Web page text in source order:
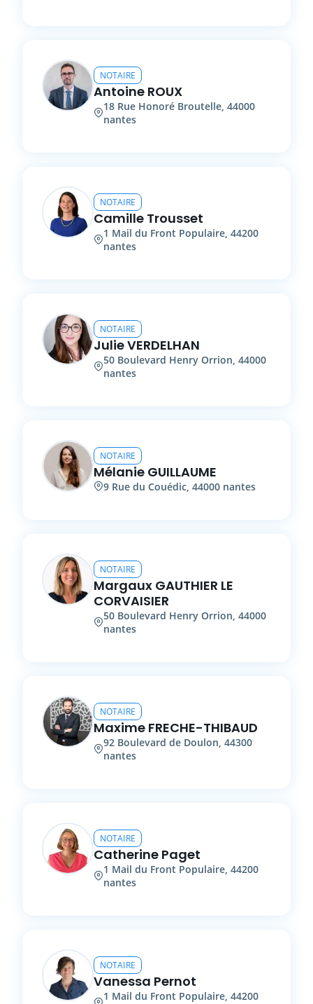
NOTAIRE
Antoine ROUX
18 Rue Honoré Broutelle, 44000
nantes
NOTAIRE
Camille Trousset
1 Mail du Front Populaire, 44200
nantes
NOTAIRE
JulieVERDELHAN
50 Boulevard Henry Orrion, 44000
nantes
NOTAIRE
Mélanie GUILLAUME
9 Rue du Couédic, 44000 nantes
NOTAIRE
Margaux GAUTHIER LE
CORVAISIER
50 Boulevard Henry Orrion, 44000
nantes
NOTAIRE
Maxime FRECHE-THIBAUD
92 Boulevard de Doulon, 44300
nantes
NOTAIRE
Catherine Paget
1 Mail du Front Populaire, 44200
nantes
NOTAIRE
Vanessa Pernot
1 Mail du Front Populaire, 44200